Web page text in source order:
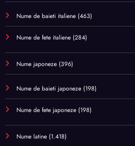
Nume de baieti italiene (463)
Nume de fete italiene (284)
Nume japoneze (396)
Nume de baieti japoneze (198)
Nume de fete japoneze (198)
Nume latine (1.418)